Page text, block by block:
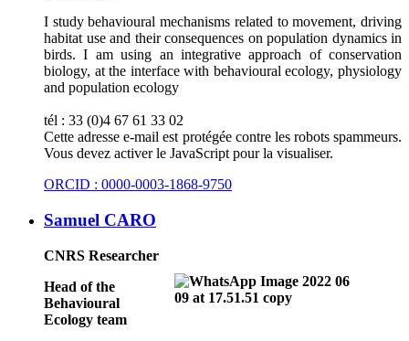
I study behavioural mechanisms related to movement, driving
habitat use and their consequences on population dynamics in
birds. I am using an integrative approach of conservation
biology, at the interface with behavioural ecology, physiology
and population ecology
tél : 33 (0)4 67 61 33 02
Cette adresse e-mail est protégée contre les robots spammeurs.
Vous devez activer le JavaScript pour la visualiser.
ORCID : 0000-0003-1868-9750
Samuel CARO
CNRS Researcher
Head of the
Behavioural
Ecology team